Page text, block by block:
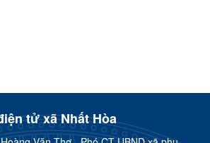
tử xã Nhất Hòa